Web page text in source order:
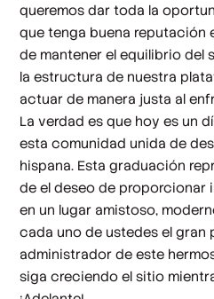
queremos dar toda la
que tenga buena reputación
de mantener el equilibrio del
la estructura de nuestra
actuar de manera justa al
La verdad es que hoy es un
esta comunidad unida de
hispana. Esta graduación
de el deseo de proporcionar
en un lugar amistoso,
cada uno de ustedes el gran
administrador de este
siga creciendo el sitio